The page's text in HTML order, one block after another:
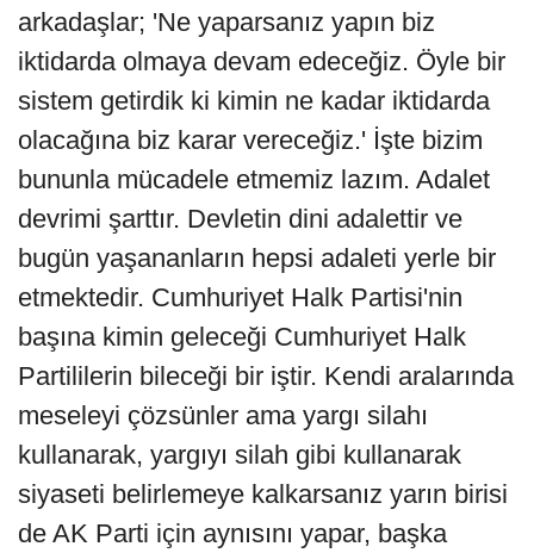
arkadaşlar; 'Ne yaparsanız yapın biz
iktidarda olmaya devam edeceğiz. Öyle bir
sistem getirdik ki kimin ne kadar iktidarda
olacağına biz karar vereceğiz.' İşte bizim
bununla mücadele etmemiz lazım. Adalet
devrimi şarttır. Devletin dini adalettir ve
bugün yaşananların hepsi adaleti yerle bir
etmektedir. Cumhuriyet Halk Partisi'nin
başına kimin geleceği Cumhuriyet Halk
Partililerin bileceği bir iştir. Kendi aralarında
meseleyi çözsünler ama yargı silahı
kullanarak, yargıyı silah gibi kullanarak
siyaseti belirlemeye kalkarsanız yarın birisi
de AK Parti için aynısını yapar, başka